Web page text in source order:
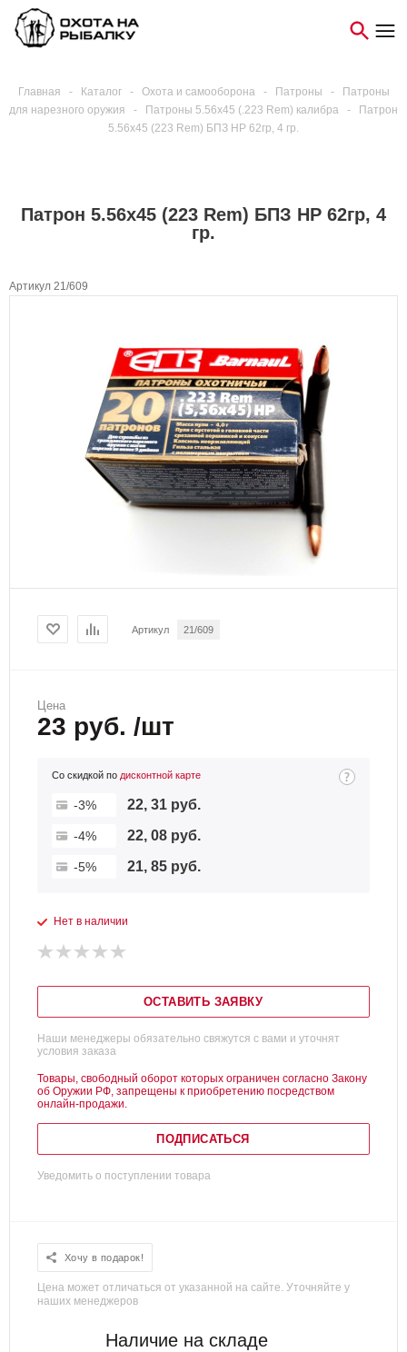
Главная - Каталог - Охота и самооборона - Патроны -
Патроны
для нарезного оружия
- Патроны 5.56х45 (.223 Rem) калибра -
Патрон
5.56x45 (223 Rem) БПЗ НР 62гр, 4 гр.
Патрон 5.56x45 (223 Rem) БПЗ НР 62гр, 4
гр.
Артикул 21/609
Артикул 21/609
Цена
23 руб. /шт
Со скидкой по дисконтной карте
-3% 22, 31 руб.
-4% 22, 08 руб.
-5% 21, 85 руб.
Нет в наличии
ОСТАВИТЬ ЗАЯВКУ
Наши менеджеры обязательно свяжутся с вами и уточнят
условия заказа
Товары, свободный оборот которых ограничен согласно Закону
об Оружии РФ, запрещены к приобретению посредством
онлайн-продажи.
ПОДПИСАТЬСЯ
Уведомить о поступлении товара
Хочу в подарок!
Цена может отличаться от указанной на сайте. Уточняйте у
наших менеджеров
Наличие на складе